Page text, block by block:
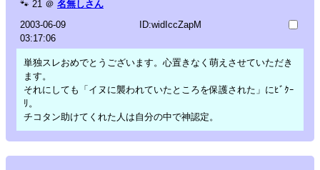
🐾 21 ＠ 名無しさん
2003-06-09
03:17:06
ID:widIccZapM
単独スレおめでとうございます。心置きなく萌えさせていただき
ます。
それにしても「イヌに襲われていたところを保護された」にﾋﾞｸｰ
ﾘ。
チコタン助けてくれた人は自分の中で神認定。